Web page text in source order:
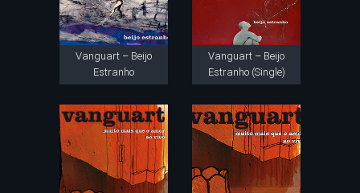
Vanguart – Beijo
Estranho
Vanguart – Beijo
Estranho (Single)